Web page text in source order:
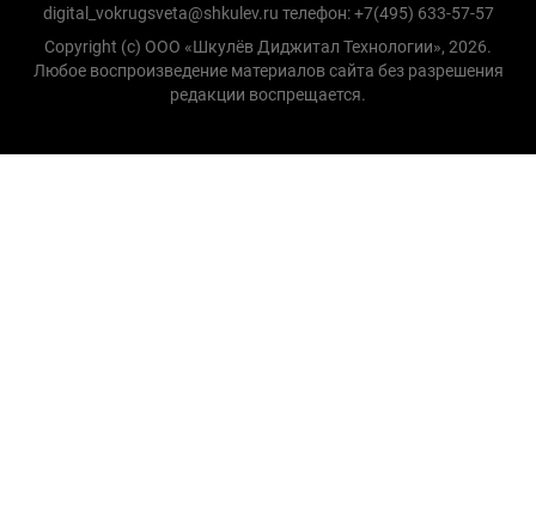
digital_vokrugsveta@shkulev.ru телефон: +7(495) 633-57-57
Copyright (с) ООО «Шкулёв Диджитал Технологии», 2026.
Любое воспроизведение материалов сайта без разрешения
редакции воспрещается.